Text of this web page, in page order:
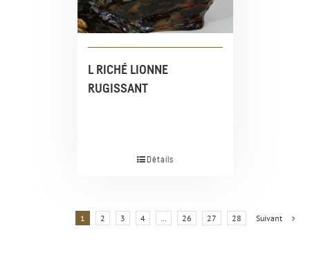
L RICHÉ LIONNE
RUGISSANT
Détails
1 2 3 4 … 26 27 28 Suivant